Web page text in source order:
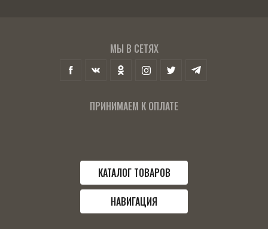
МЫ В СЕТЯХ
ПРИНИМАЕМ К ОПЛАТЕ
КАТАЛОГ ТОВАРОВ
НАВИГАЦИЯ